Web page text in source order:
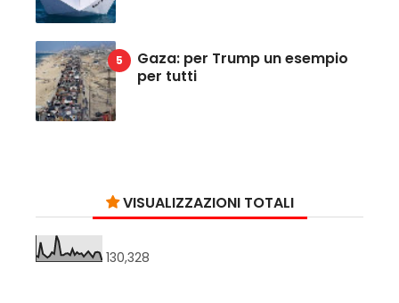
Gaza: per Trump un esempio
per tutti
VISUALIZZAZIONI TOTALI
130,328